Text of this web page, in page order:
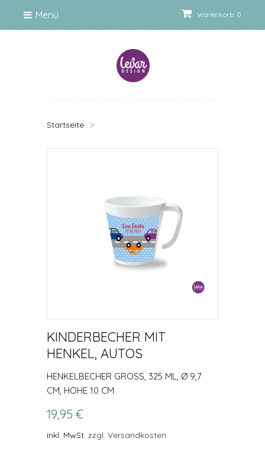
Warenkorb: 0
Menü
Startseite >
KINDERBECHER MIT
HENKEL, AUTOS
HENKELBECHER GROSS, 325 ML, Ø 9,7 C
M, HÖHE 10 CM
19,95 €
inkl. MwSt. zzgl. Versandkosten